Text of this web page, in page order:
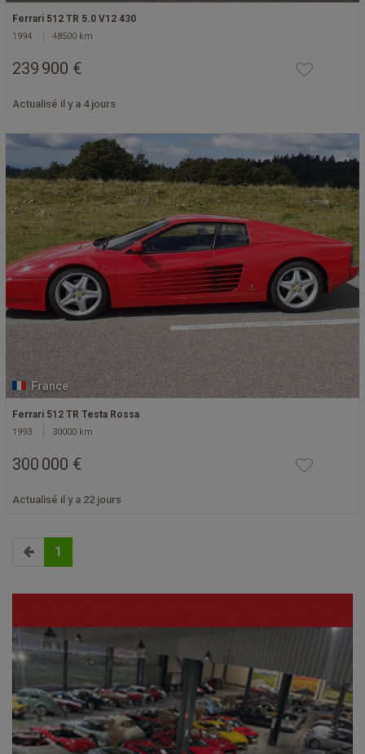
Ferrari 512 TR 5.0 V12 430
1994 48500 km
239 900 €
Actualisé il y a 4 jours
France
Ferrari 512 TR Testa Rossa
1993 30000 km
300 000 €
Actualisé il y a 22 jours
1